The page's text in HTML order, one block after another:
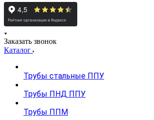
Заказать звонок
Каталог
Трубы стальные ППУ
Трубы ПНД ППУ
Трубы ППМ